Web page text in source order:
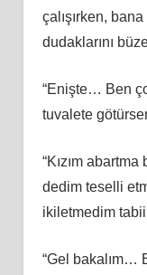
çalışırken,
dudaklarını
“Enişte… Ben
tuvalete
“Kızım
dedim teselli
ikiletmedim
“Gel bakalım…